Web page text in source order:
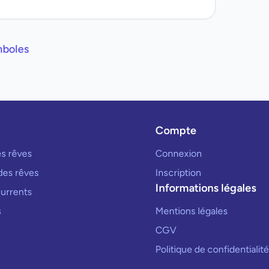
rêves
rêves
Compte
Connexion
Inscription
Informations légales
Mentions légales
CGV
Politique de confidentialité